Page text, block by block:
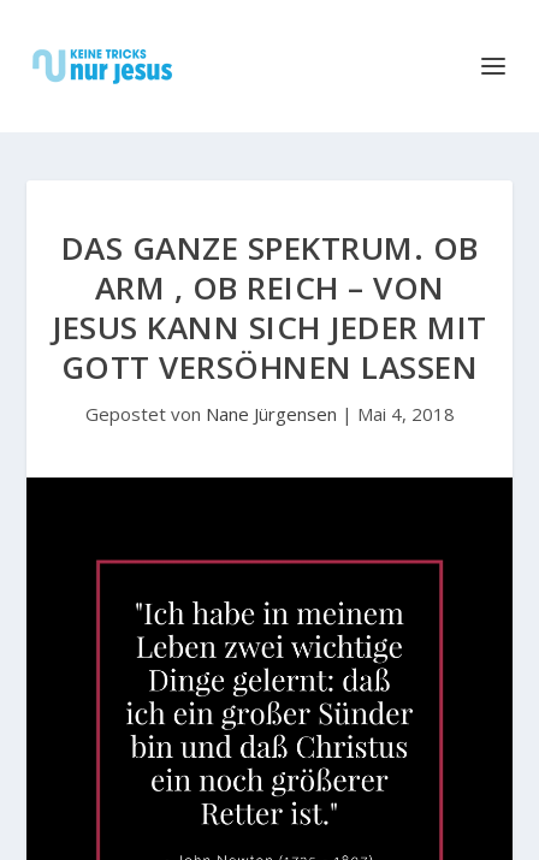
DAS GANZE SPEKTRUM. OB
ARM , OB REICH – VON
JESUS KANN SICH JEDER MIT
GOTT VERSÖHNEN LASSEN
Gepostet von Nane Jürgensen | Mai 4, 2018